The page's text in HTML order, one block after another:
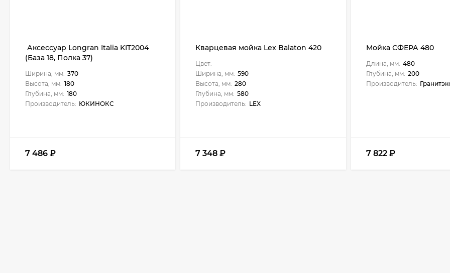
Аксессуар Longran Italia KIT2004
(База 18, Полка 37)
Ширина, мм: 370
Высота, мм: 180
Глубина, мм: 180
Производитель: ЮКИНОКС
7 486 ₽
Кварцевая мойка Lex Balaton 420
Цвет:
Ширина, мм: 590
Высота, мм: 280
Глубина, мм: 580
Производитель: LEX
7 348₽
Мойка СФЕРА 480
Длина, мм: 480
Глубина, мм: 200
Производитель:
7 822 ₽